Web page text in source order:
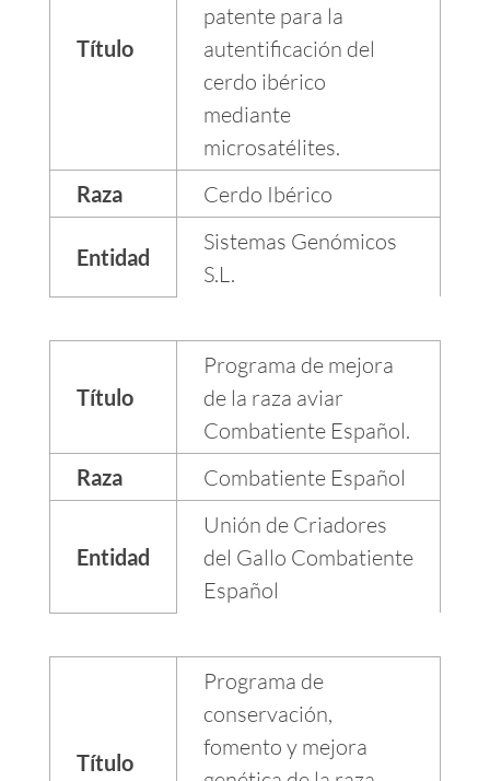
Título
patente para la
autentificación del
cerdo ibérico
mediante
microsatélites.
Raza
Cerdo Ibérico
Entidad
Sistemas Genómicos
S.L.
Título
Programa de mejora
de la raza aviar
Combatiente Español.
Raza
Combatiente Español
Entidad
Unión de Criadores
del Gallo Combatiente
Español
Título
Programa de
conservación,
fomento y mejora